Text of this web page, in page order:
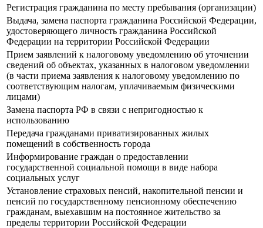
Регистрация гражданина по месту пребывания (организации)
Выдача, замена паспорта гражданина Российской Федерации,
удостоверяющего личность гражданина Российской
Федерации на территории Российской Федерации
Прием заявлений к налоговому уведомлению об уточнении
сведений об объектах, указанных в налоговом уведомлении
(в части приема заявления к налоговому уведомлению по
соответствующим налогам, уплачиваемым физическими
лицами)
Замена паспорта РФ в связи с непригодностью к
использованию
Передача гражданами приватизированных жилых
помещений в собственность города
Информирование граждан о предоставлении
государственной социальной помощи в виде набора
социальных услуг
Установление страховых пенсий, накопительной пенсии и
пенсий по государственному пенсионному обеспечению
гражданам, выехавшим на постоянное жительство за
пределы территории Российской Федерации